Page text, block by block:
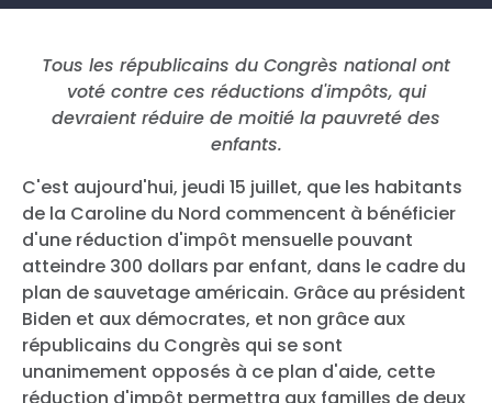
Tous les républicains du Congrès national ont
voté contre ces réductions d'impôts, qui
devraient réduire de moitié la pauvreté des
enfants.
C'est aujourd'hui, jeudi 15 juillet, que les habitants
de la Caroline du Nord commencent à bénéficier
d'une réduction d'impôt mensuelle pouvant
atteindre 300 dollars par enfant, dans le cadre du
plan de sauvetage américain. Grâce au président
Biden et aux démocrates, et non grâce aux
républicains du Congrès qui se sont
unanimement opposés à ce plan d'aide, cette
réduction d'impôt permettra aux familles de deux